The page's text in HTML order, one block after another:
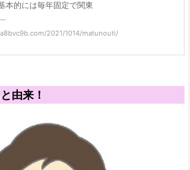
本的には毎年固定で関東
2021/1014/matunouti/
由来！